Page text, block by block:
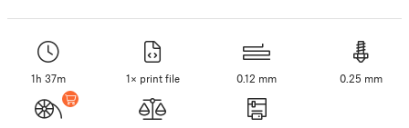
1h 37m 1× print file 0.12 mm 0.25 mm